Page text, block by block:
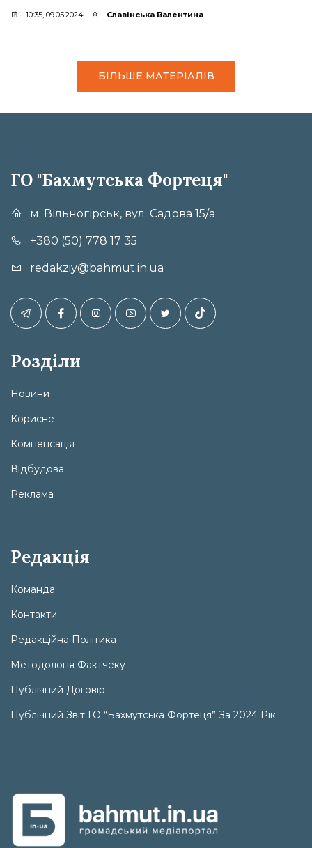
10:35, 09.05.2024 Славінська Валентина
БІЛЬШЕ МАТЕРІАЛІВ
ГО "Бахмутська Фортеця"
м. Вільногірськ, вул. Садова 15/а
+380 (50) 778 17 35
redakziy@bahmut.in.ua
Розділи
Новини
Корисне
Компенсація
Відбудова
Реклама
Редакція
Команда
Контакти
Редакційна Політика
Методологія Фактчеку
Публічний Договір
Публічний Звіт ГО “Бахмутська Фортеця” За 2024 Рік